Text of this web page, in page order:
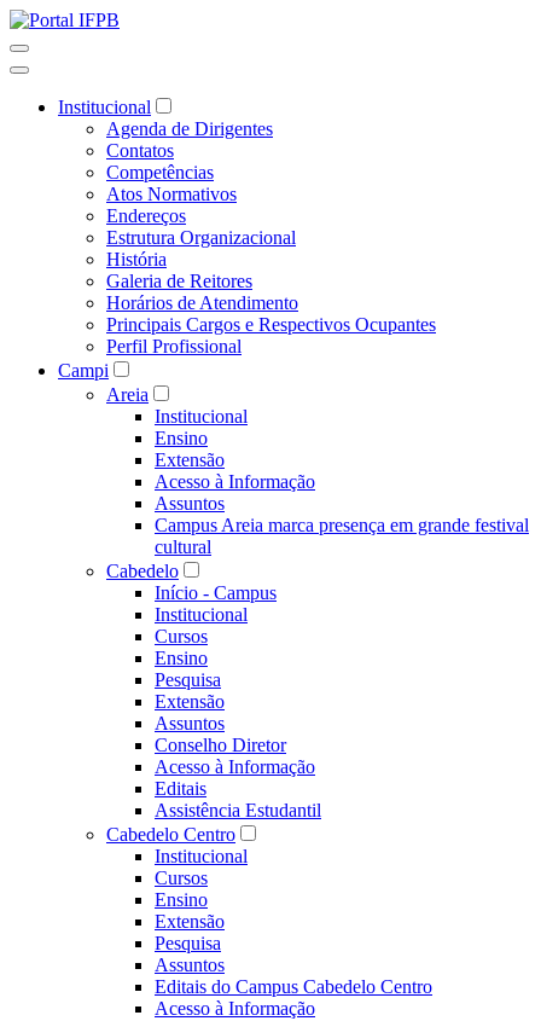
Institucional
Agenda de Dirigentes
Contatos
Competências
Atos Normativos
Endereços
Estrutura Organizacional
História
Galeria de Reitores
Horários de Atendimento
Principais Cargos e Respectivos Ocupantes
Perfil Profissional
Campi
Areia
Institucional
Ensino
Extensão
Acesso à Informação
Assuntos
Campus Areia marca presença em grande festival
cultural
Cabedelo
Início - Campus
Institucional
Cursos
Ensino
Pesquisa
Extensão
Assuntos
Conselho Diretor
Acesso à Informação
Editais
Assistência Estudantil
Cabedelo Centro
Institucional
Cursos
Ensino
Extensão
Pesquisa
Assuntos
Editais do Campus Cabedelo Centro
Acesso à Informação